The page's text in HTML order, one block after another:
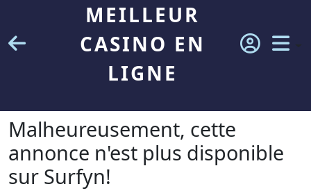
MEILLEUR
CASINO EN
LIGNE
Malheureusement, cette
annonce n'est plus disponible
sur Surfyn!